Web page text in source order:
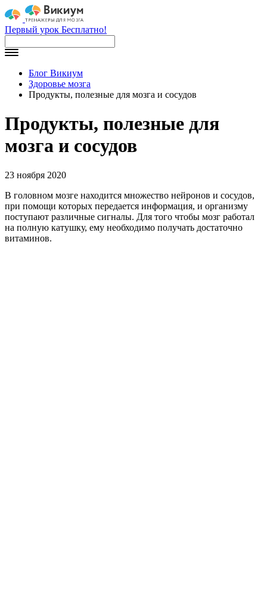
Первый урок Бесплатно!
Блог Викиум
Здоровье мозга
Продукты, полезные для мозга и сосудов
Продукты, полезные для
мозга и сосудов
23 ноября 2020
В головном мозге находится множество нейронов и сосудов,
при помощи которых передается информация, и организму
поступают различные сигналы. Для того чтобы мозг работал
на полную катушку, ему необходимо получать достаточно
витаминов.